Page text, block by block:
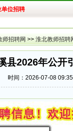
单位招聘
师招聘网 >> 淮北教师招聘
县2026年公开
时间：2026-07-08